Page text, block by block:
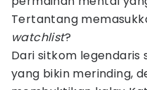
Tertantang
watchlist?
Dari sitkom legendaris
yang bikin merinding,